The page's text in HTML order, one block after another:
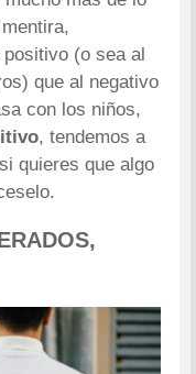
(o sea al
que al negativo
con los niños,
, tendemos a
quieres que algo